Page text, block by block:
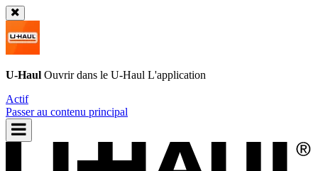
U-Haul Ouvrir dans le U-Haul L'application
Actif
Passer au contenu principal